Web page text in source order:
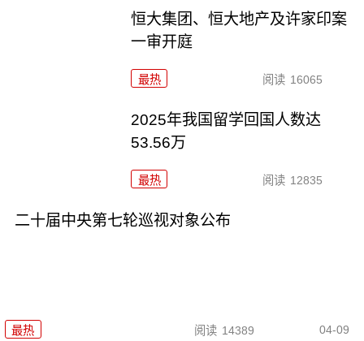
恒大集团、恒大地产及许家印案
一审开庭
最热 阅读 16065
2025年我国留学回国人数达
53.56万
最热 阅读 12835
二十届中央第七轮巡视对象公布
最热 阅读 14389 04-09